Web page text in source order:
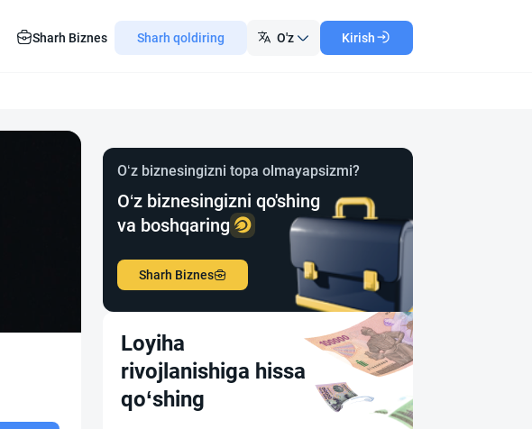
Sharh Biznes Sharh qoldiring O'z Kirish
O‘z biznesingizni topa olmayapsizmi?
O‘z biznesingizni qo'shing
va boshqaring
Sharh Biznes
Loyiha
rivojlanishiga hissa
qo‘shing